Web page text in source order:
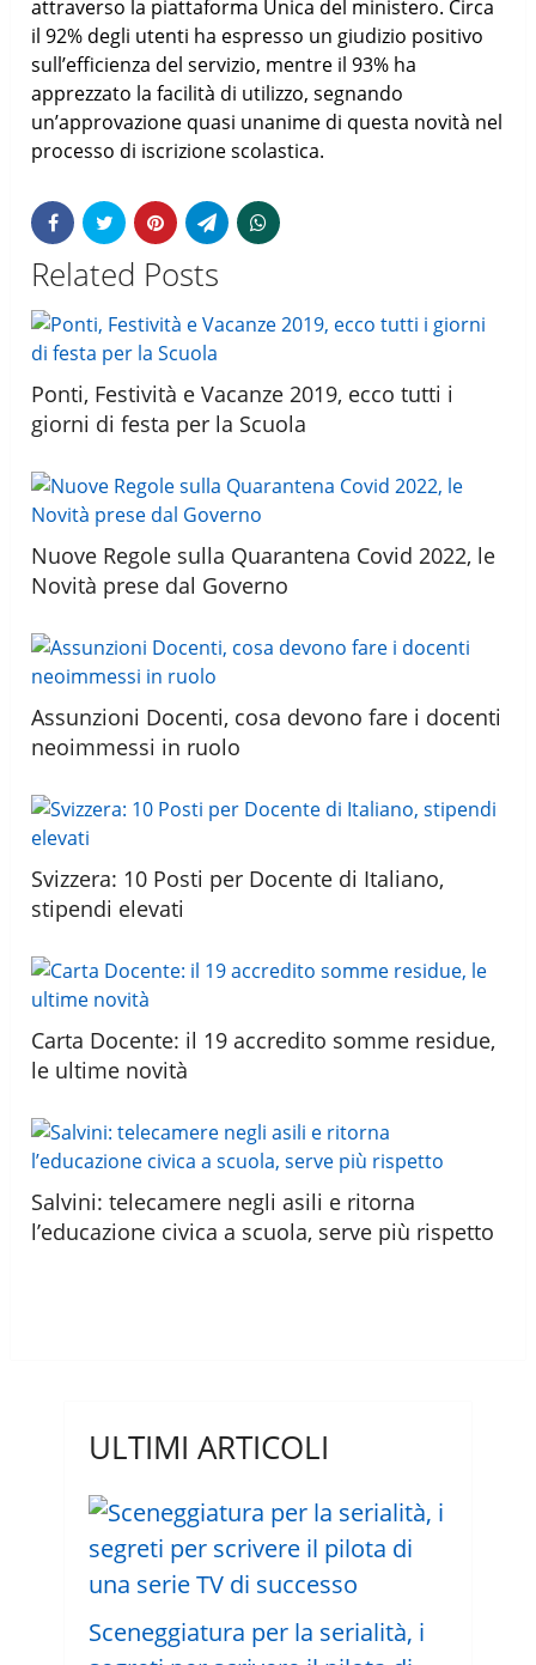
attraverso la piattaforma Unica del ministero. Circa
il 92% degli utenti ha espresso un giudizio positivo
sull’efficienza del servizio, mentre il 93% ha
apprezzato la facilità di utilizzo, segnando
un’approvazione quasi unanime di questa novità nel
processo di iscrizione scolastica.
Related Posts
Ponti, Festività e Vacanze 2019, ecco tutti i
giorni di festa per la Scuola
Nuove Regole sulla Quarantena Covid 2022, le
Novità prese dal Governo
Assunzioni Docenti, cosa devono fare i docenti
neoimmessi in ruolo
Svizzera: 10 Posti per Docente di Italiano,
stipendi elevati
Carta Docente: il 19 accredito somme residue,
le ultime novità
Salvini: telecamere negli asili e ritorna
l’educazione civica a scuola, serve più rispetto
ULTIMI ARTICOLI
Sceneggiatura per la serialità, i